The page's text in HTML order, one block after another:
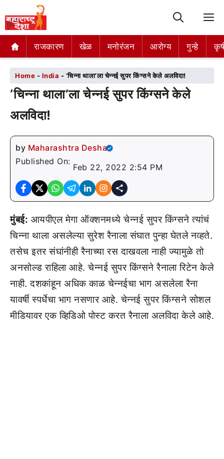
राजकारण खेळ मनोरंजन आरोग्य गुन्हे
राजकारण खेळ मनोरंजन आरोग्य गुन्हे
Home - India - ‘चिन्ना थाला’ला चेन्नई सुपर किंग्सने केले अलविदा!
‘चिन्ना थाला’ला चेन्नई सुपर किंग्सने केले
अलविदा!
by Maharashtra Desha
Published On:
Feb 22, 2022 2:54 PM
मुंबई: आयपीएल मेगा ऑक्शनमध्ये चेन्नई सुपर किंग्सने त्यांचं
चिन्ना थाला असलेल्या सुरेश रैनाला संघात पुन्हा घेतले नव्हते.
तसेच इतर संघांनीही रैनाच्या रस दाखवला नाही ज्यामुळे तो
अनसोल्ड राहिला आहे. चेन्नई सुपर किंग्सने रैनाला रिटेन केले
नाही. दशकांहून अधिक काळ चेन्नईचा भाग असलेला रैना
यावर्षी स्पर्धेचा भाग नसणार आहे. चेन्नई सुपर किंग्सने सोशल
मीडियावर एक व्हिडिओ पोस्ट करत रैनाला अलविदा केले आहे.